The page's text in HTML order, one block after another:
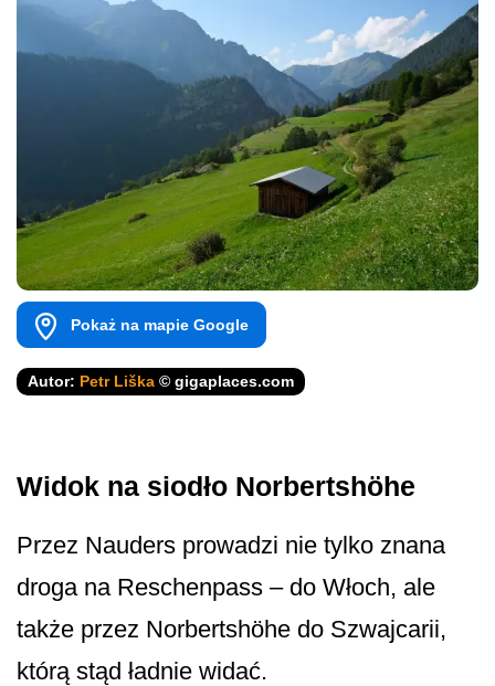
Pokaż na mapie Google
Autor: Petr Liška © gigaplaces.com
Widok na siodło Norbertshöhe
Przez Nauders prowadzi nie tylko znana
droga na Reschenpass – do Włoch, ale
także przez Norbertshöhe do Szwajcarii,
którą stąd ładnie widać.